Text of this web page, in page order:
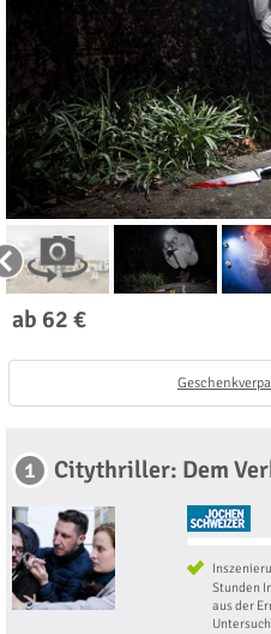
ab 62 €
1 Citythriller: Dem
Stunden
aus der